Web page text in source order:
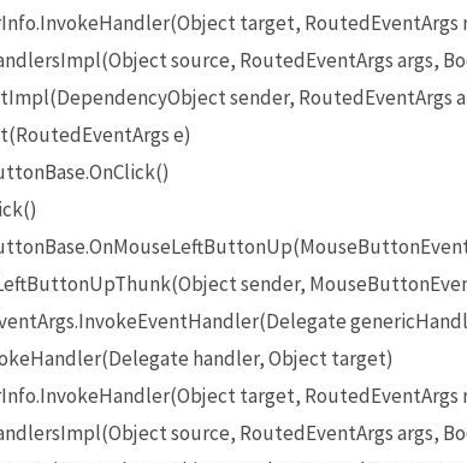
target, RoutedEventArgs
source, RoutedEventArgs args,
sender, RoutedEventArgs
e)
sender,
handler, Object target)
target, RoutedEventArgs
source, RoutedEventArgs args,